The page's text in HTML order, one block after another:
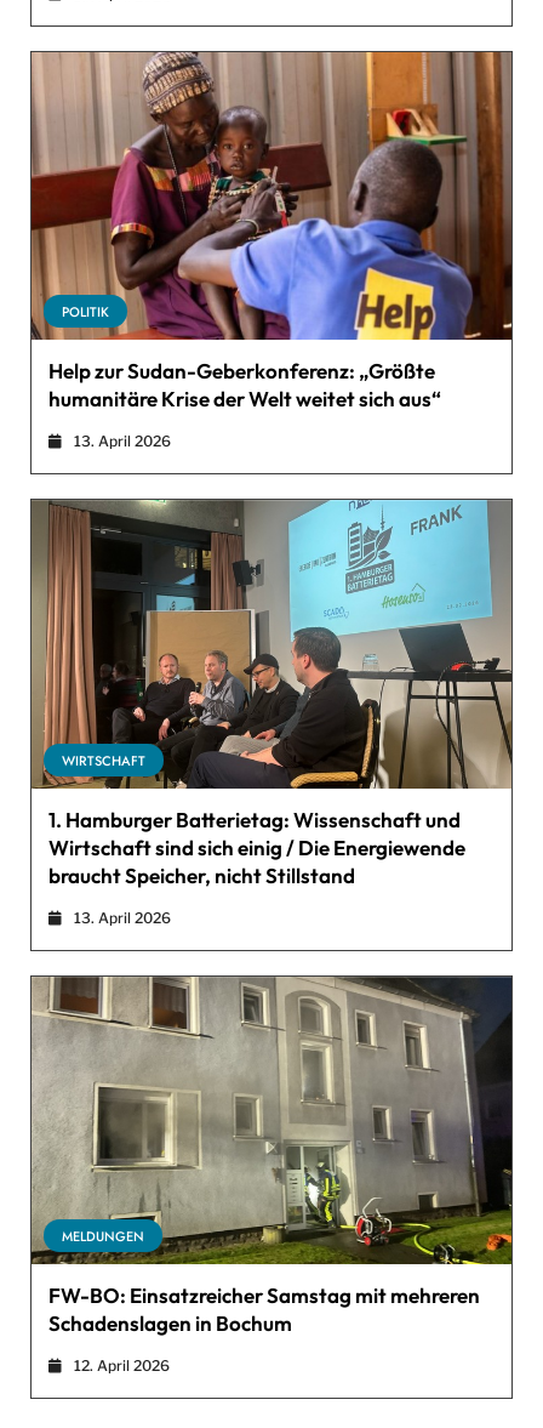
POLITIK
Help zur Sudan-Geberkonferenz: „Größte
humanitäre Krise der Welt weitet sich aus“
13. April 2026
WIRTSCHAFT
1. Hamburger Batterietag: Wissenschaft und
Wirtschaft sind sich einig / Die Energiewende
braucht Speicher, nicht Stillstand
13. April 2026
MELDUNGEN
FW-BO: Einsatzreicher Samstag mit mehreren
Schadenslagen in Bochum
12. April 2026